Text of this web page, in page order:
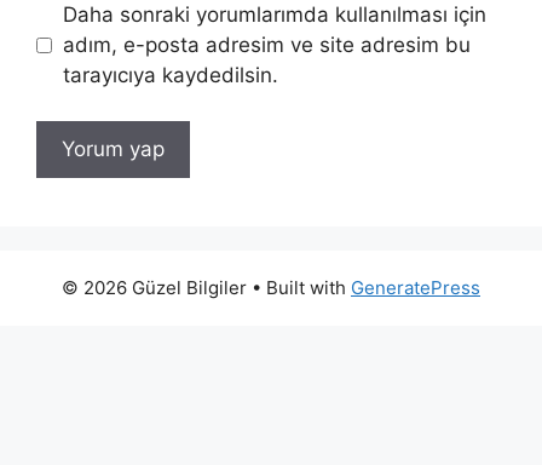
Daha sonraki yorumlarımda kullanılması için
adım, e-posta adresim ve site adresim bu
tarayıcıya kaydedilsin.
© 2026 Güzel Bilgiler • Built with GeneratePress